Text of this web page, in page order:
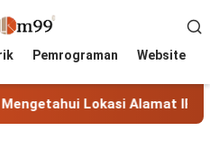
Pemrograman Website
Lokasi Alamat IP